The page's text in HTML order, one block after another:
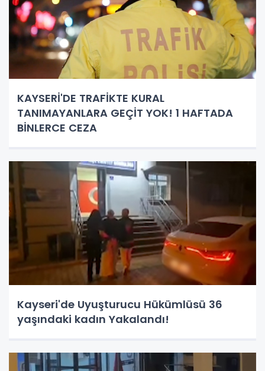
KAYSERİ'DE TRAFİKTE KURAL
TANIMAYANLARA GEÇİT YOK! 1 HAFTADA
BİNLERCE CEZA
Kayseri'de Uyuşturucu Hükümlüsü 36
yaşındaki kadın Yakalandı!